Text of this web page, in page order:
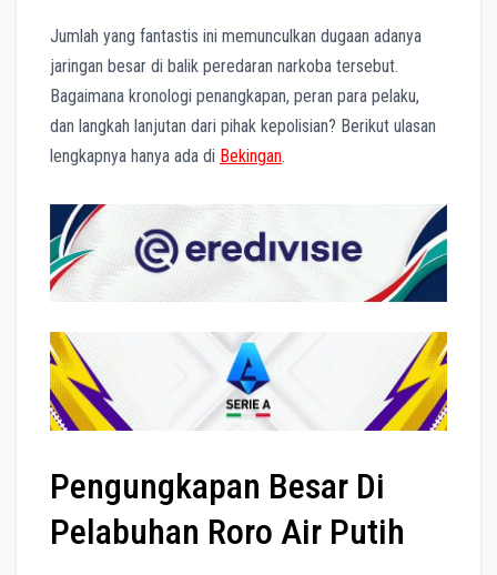
Jumlah yang fantastis ini memunculkan dugaan adanya
jaringan besar di balik peredaran narkoba tersebut.
Bagaimana kronologi penangkapan, peran para pelaku,
dan langkah lanjutan dari pihak kepolisian? Berikut ulasan
lengkapnya hanya ada di Bekingan.
Pengungkapan Besar Di
Pelabuhan Roro Air Putih